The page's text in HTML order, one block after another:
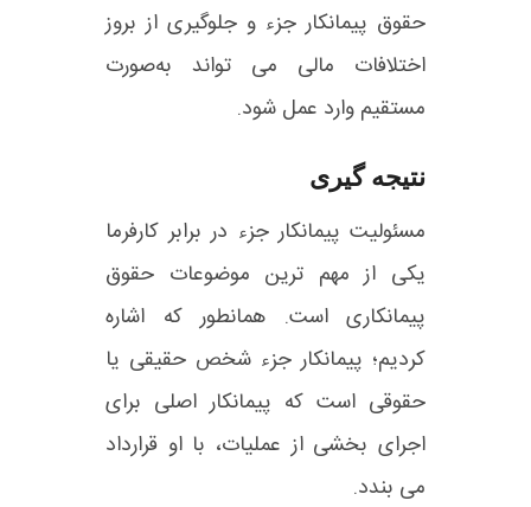
حقوق پیمانکار جزء و جلوگیری از بروز
اختلافات مالی می‌ تواند به‌صورت
مستقیم وارد عمل شود.
نتیجه گیری
مسئولیت پیمانکار جزء در برابر کارفرما
یکی از مهم‌ ترین موضوعات حقوق
پیمانکاری است. همانطور که اشاره
کردیم؛ پیمانکار جزء شخص حقیقی یا
حقوقی است که پیمانکار اصلی برای
اجرای بخشی از عملیات، با او قرارداد
می بندد.